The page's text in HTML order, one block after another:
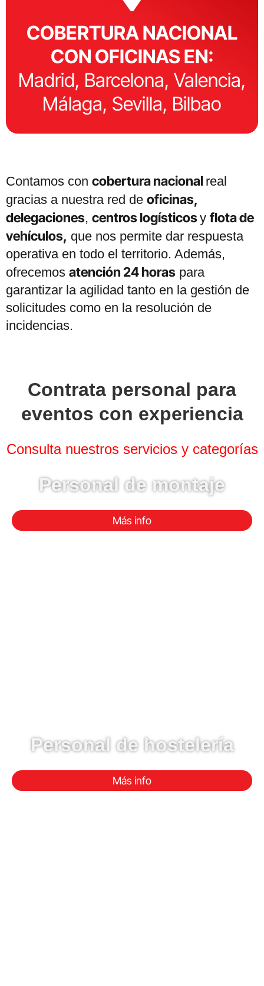
COBERTURA NACIONAL
CON OFICINAS EN:
Madrid, Barcelona, Valencia,
Málaga, Sevilla, Bilbao
Contamos con cobertura nacional real
gracias a nuestra red de oficinas,
delegaciones, centros logísticosy flota de
vehículos, que nos permite dar respuesta
operativa en todo el territorio. Además,
ofrecemos atención 24 horas para
garantizar la agilidad tanto en la gestión de
solicitudes como en la resolución de
incidencias.
Contrata personal para
eventos con experiencia
Consulta nuestros servicios y categorías
Personal de montaje
Más info
Personal de hostelería
Más info